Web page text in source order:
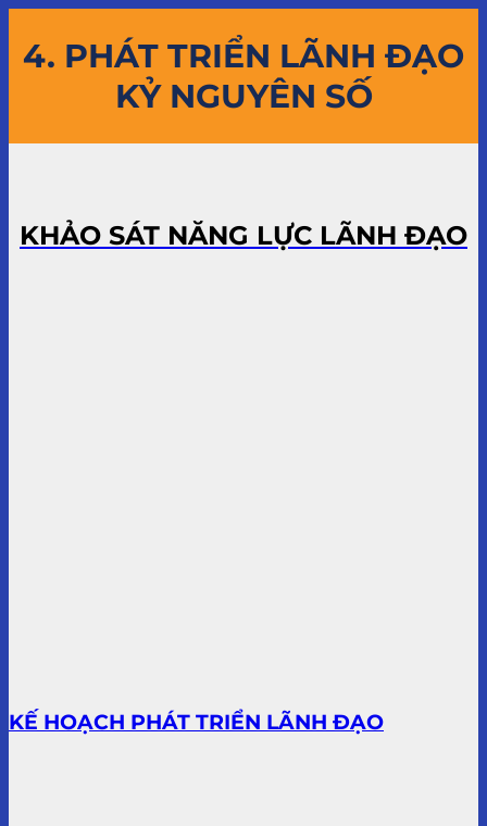
4. PHÁT TRIỂN LÃNH ĐẠO
KỶ NGUYÊN SỐ
KHẢO SÁT NĂNG LỰC LÃNH ĐẠO
KẾ HOẠCH PHÁT TRIỂN LÃNH ĐẠO